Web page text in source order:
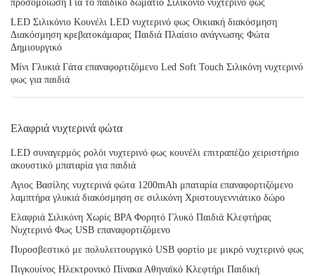
προσομοίωση Για το παιδικό δωμάτιο Σιλικόνιο νυχτερινό φως
LED Σιλικόνιο Κουνέλι LED νυχτερινό φως Οικιακή διακόσμηση
Διακόσμηση κρεβατοκάμαρας Παιδιά Πλαίσιο ανάγνωσης Φώτα
Δημιουργικό
Μίνι Γλυκιά Γάτα επαναφορτιζόμενο Led Soft Touch Σιλικόνη νυχτερινό
φως για παιδιά
Ελαφριά νυχτερινά φώτα
LED συναγερμός ρολόι νυχτερινό φως κουνέλι επιτραπέζιο χειριστήριο
ακουστικό μπαταρία για παιδιά
Αγιος Βασίλης νυχτερινά φώτα 1200mAh μπαταρία επαναφορτιζόμενο
λαμπτήρα γλυκιά διακόσμηση σε σιλικόνη Χριστουγεννιάτικο δώρο
Ελαφριά Σιλικόνη Χωρίς BPA Φορητό Γλυκό Παιδιά Κλεφτήρας
Νυχτερινό Φως USB επαναφορτιζόμενο
Πυροσβεστικό με πολυλειτουργικό USB φορτίο με μικρό νυχτερινό φως
Πιγκουίνος Ηλεκτρονικό Πίνακα Αθηναϊκό Κλεφτήρι Παιδική